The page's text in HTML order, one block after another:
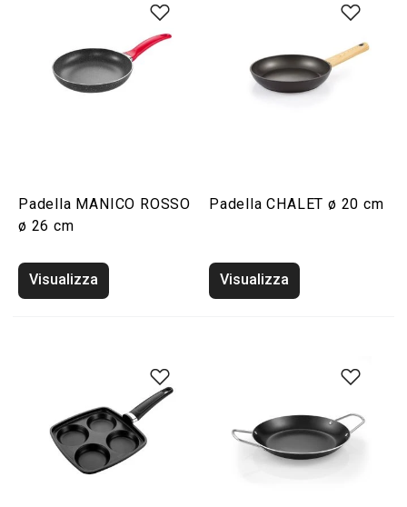
Padella MANICO ROSSO
ø 26 cm
Visualizza
Padella CHALET ø 20 cm
Visualizza